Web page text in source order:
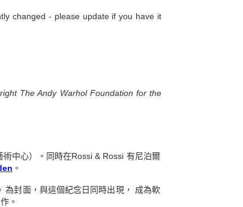
changed - please update if you have it
The Andy Warhol Foundation for the
術中心）。同時在Rossi & Rossi 有尼泊爾
。
為封面，與這個紀念日同時出現， 成為軟
。